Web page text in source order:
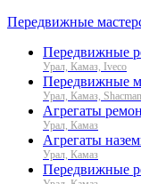
Передвижные
Передвижные
Урал, Камаз, Iveco
Передвижные
Урал, Камаз,
Агрегаты
Урал, Камаз
Агрегаты
Урал, Камаз
Передвижные